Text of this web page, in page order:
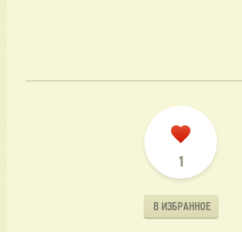
1
В ИЗБРАННОЕ